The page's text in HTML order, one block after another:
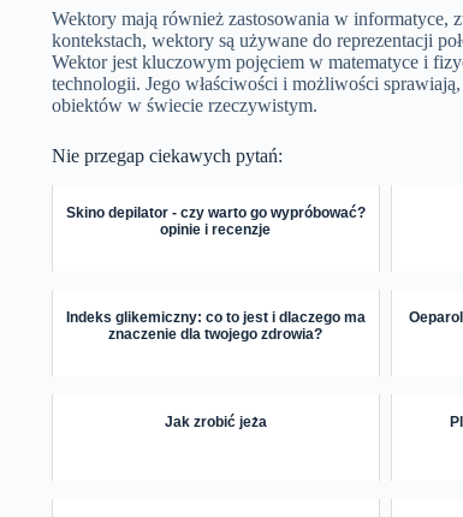
Wektory mają również zastosowania w informatyce,
kontekstach, wektory są używane do reprezentacji
Wektor jest kluczowym pojęciem w matematyce i
technologii. Jego właściwości i możliwości
obiektów w świecie rzeczywistym.
Nie przegap ciekawych pytań:
Skino depilator - czy warto go wypróbować?
opinie i recenzje
Indeks glikemiczny: co to jest i dlaczego ma
znaczenie dla twojego zdrowia?
Jak zrobić jeża